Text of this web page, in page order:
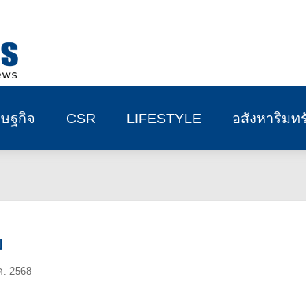
ษฐกิจ CSR LIFESTYLE อสังหาริมท
2568